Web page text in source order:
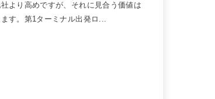
より高めですが、それに見合う価値は
す。第1ターミナル出発ロ...